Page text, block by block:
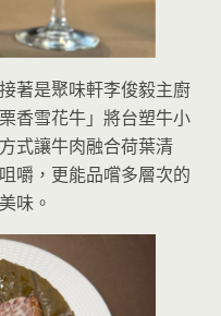
著是聚味軒李俊毅主廚
香雪花牛」將台塑牛小
式讓牛肉融合荷葉清
嚼，更能品嚐多層次的
味。